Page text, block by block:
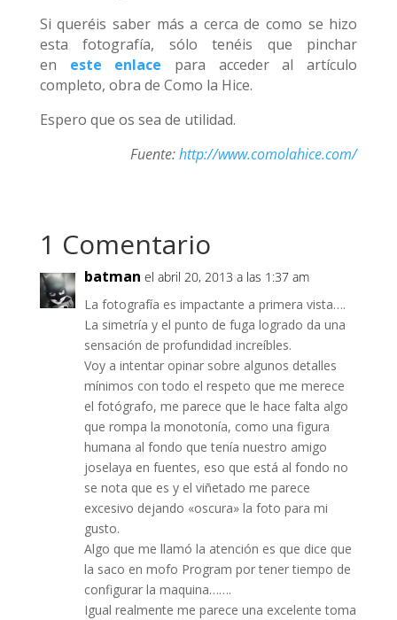
Si queréis saber más a cerca de como se hizo
esta fotografía, sólo tenéis que pinchar
en este enlace
para acceder al artículo
completo, obra de Como la Hice.
Espero que os sea de utilidad.
Fuente:http://www.comolahice.com/
1 Comentario
batman el abril 20, 2013 a las 1:37 am
La fotografía es impactante a primera vista….
La simetría y el punto de fuga logrado da una
sensación de profundidad increíbles.
Voy a intentar opinar sobre algunos detalles
mínimos con todo el respeto que me merece
el fotógrafo, me parece que le hace falta algo
que rompa la monotonía, como una figura
humana al fondo que tenía nuestro amigo
joselaya en fuentes, eso que está al fondo no
se nota que es y el viñetado me parece
excesivo dejando «oscura» la foto para mi
gusto.
Algo que me llamó la atención es que dice que
la saco en mofo Program por tener tiempo de
configurar la maquina…….
Igual realmente me parece una excelente toma